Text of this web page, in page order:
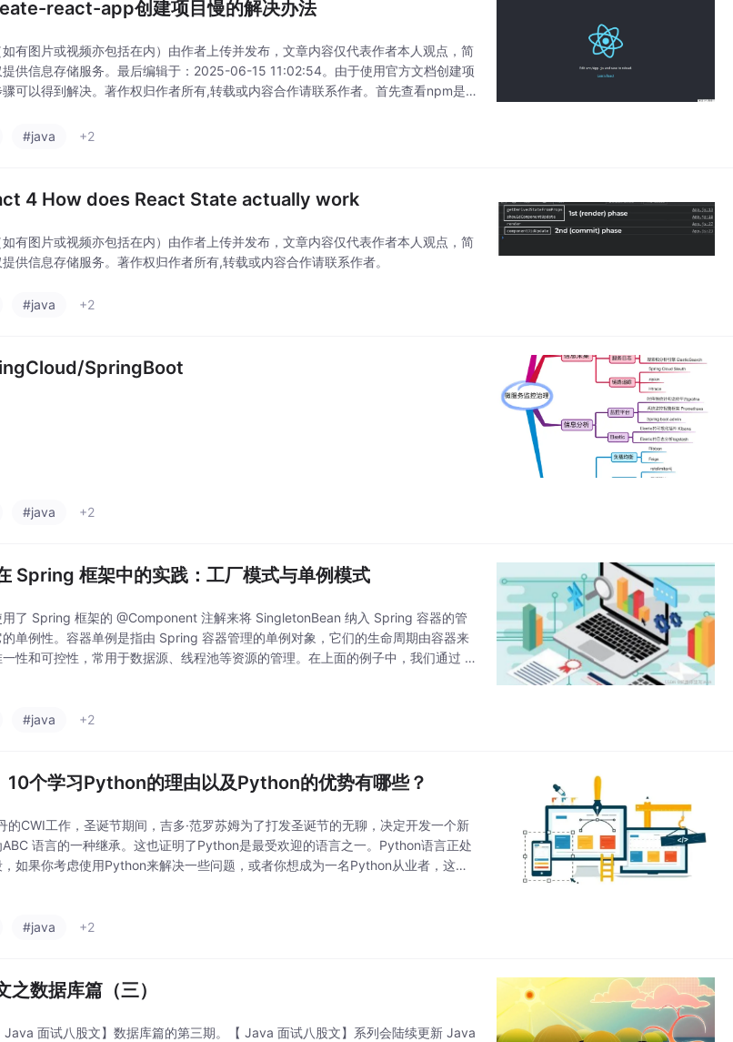
react-app创建项目慢的解决办法
有图片或视频亦包括在内）由作者上传并发布，文章内容仅代表作者本人观点，简
供信息存储服务。最后编辑于：2025-06-15 11:02:54。由于使用官方文档创建项
可以得到解决。著作权归作者所有,转载或内容合作请联系作者。首先查看npm是
#java +2
4 How does React State actually work
有图片或视频亦包括在内）由作者上传并发布，文章内容仅代表作者本人观点，简
供信息存储服务。著作权归作者所有,转载或内容合作请联系作者。
#java +2
SpringBoot
#java +2
Spring 框架中的实践：工厂模式与单例模式
了 Spring 框架的 @Component 注解来将 SingletonBean 纳入 Spring 容器的管
单例性。容器单例是指由 Spring 容器管理的单例对象，它们的生命周期由容器来
性和可控性，常用于数据源、线程池等资源的管理。在上面的例子中，我们通过 C
#java +2
10个学习Python的理由以及Python的优势有哪些？
的CWI工作，圣诞节期间，吉多·范罗苏姆为了打发圣诞节的无聊，决定开发一个新
语言的一种继承。这也证明了Python是最受欢迎的语言之一。Python语言正处
如果你考虑使用Python来解决一些问题，或者你想成为一名Python从业者，这正
#java +2
数据库篇（三）
面试八股文】数据库篇的第三期。【 Java 面试八股文】系列会陆续更新 Java